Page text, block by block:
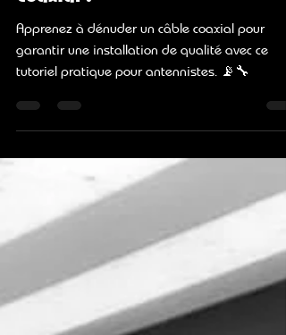
25 sept. 2024
3 min de lecture
Comment Dénuder un Câble
Coaxial :
Apprenez à dénuder un câble coaxial pour
garantir une installation de qualité avec ce
tutoriel pratique pour antennistes. 📡🔧